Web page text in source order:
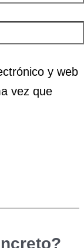
y web
vez que